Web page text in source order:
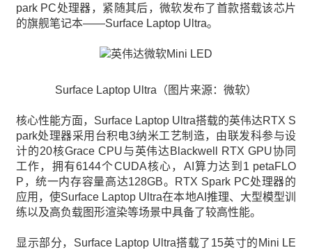
park PC处理器，紧随其后，微软发布了首款搭载该芯片
的旗舰笔记本——Surface Laptop Ultra。
Surface Laptop Ultra（图片来源：微软）
核心性能方面，Surface Laptop Ultra搭载的英伟达RTX S
park处理器采用台积电3纳米工艺制造，由联发科参与设
计的20核Grace CPU与英伟达Blackwell RTX GPU协同
工作，拥有6144个CUDA核心，AI算力达到1 petaFLO
P，统一内存容量高达128GB。RTX Spark PC处理器的
应用，使Surface Laptop Ultra在本地AI推理、大型模型训
练以及高负载图形渲染等场景中具备了较高性能。
显示部分，Surface Laptop Ultra搭载了15英寸的Mini LE